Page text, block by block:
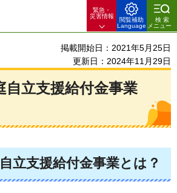
緊急・
災害情報
閲覧補助
Language
検索
メニュー
掲載開始日：2021年5月25日
更新日：2024年11月29日
自立支援給付金事業
立支援給付金事業とは？